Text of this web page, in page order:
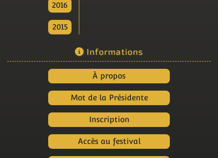
2016
2015
Informations
À propos
Mot de la Présidente
Inscription
Accès au festival